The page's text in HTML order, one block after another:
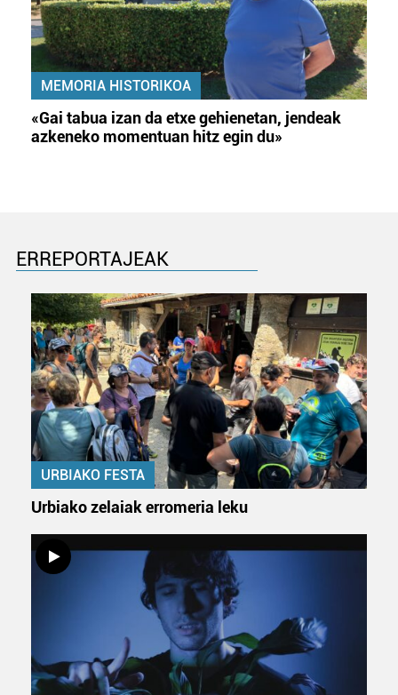
MEMORIA HISTORIKOA
«Gai tabua izan da etxe gehienetan, jendeak
azkeneko momentuan hitz egin du»
ERREPORTAJEAK
URBIAKO FESTA
Urbiako zelaiak erromeria leku